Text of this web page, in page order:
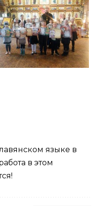
языке в
в этом